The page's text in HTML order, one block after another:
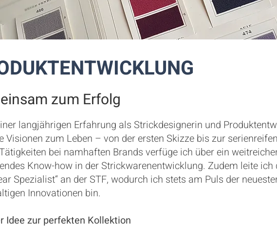
zum Erfolg
langjährigen Erfahrung als Strickdesignerin und
Visionen zum Leben – von der ersten Skizze bis zur
bei namhaften Brands verfüge ich über ein
Know-how in der Strickwarenentwicklung. Zudem leite ich
Spezialist“ an der STF, wodurch ich stets am Puls der
Innovationen bin.
Idee zur perfekten Kollektion